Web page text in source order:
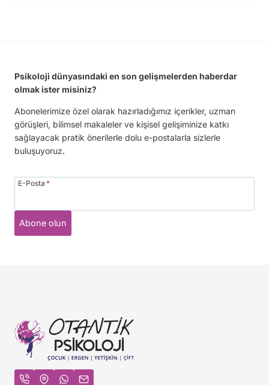
Psikoloji dünyasındaki en son gelişmelerden haberdar
olmak ister misiniz?
Abonelerimize özel olarak hazırladığımız içerikler, uzman
görüşleri, bilimsel makaleler ve kişisel gelişiminize katkı
sağlayacak pratik önerilerle dolu e-postalarla sizlerle
buluşuyoruz.
E-Posta *
Abone olun